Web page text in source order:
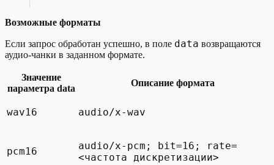
Возможные форматы
Если запрос обработан успешно, в поле data возвращаются
аудио-чанки в заданном формате.
Значение
параметра data
Описание формата
wav16 audio/x-wav
pcm16
audio/x-pcm; bit=16; rate=
<частота дискретизации>